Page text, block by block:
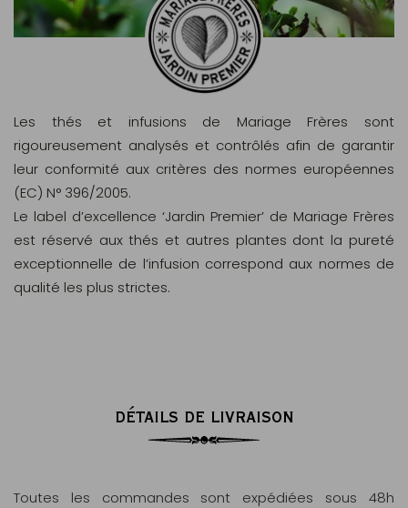
Les thés et infusions de Mariage Frères sont
rigoureusement analysés et contrôlés afin de garantir
leur conformité aux critères des normes européennes
(EC) N° 396/2005.
Le label d’excellence ‘Jardin Premier’ de Mariage Frères
est réservé aux thés et autres plantes dont la pureté
exceptionnelle de l’infusion correspond aux normes de
qualité les plus strictes.
DÉTAILS DE LIVRAISON
Toutes les commandes sont expédiées sous 48h